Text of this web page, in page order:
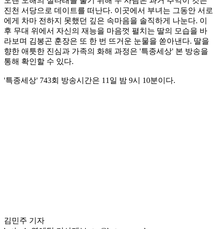
진천 서당으로 데이트를 떠난다. 이곳에서 부녀는 그동안 서로
에게 차마 전하지 못했던 깊은 속마음을 솔직하게 나눈다. 이
후 무대 위에서 자신의 재능을 마음껏 펼치는 딸의 모습을 바
라보며 김봉곤 훈장은 또 한 번 뜨거운 눈물을 쏟아낸다. 딸을
향한 애틋한 진심과 가족의 화해 과정은 '특종세상' 본 방송을
통해 확인할 수 있다.
'특종세상' 743회 방송시간은 11일 밤 9시 10분이다.
김민주 기자